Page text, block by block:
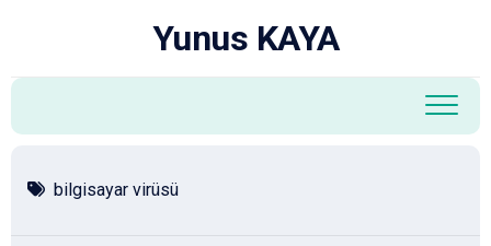
Yunus KAYA
bilgisayar virüsü